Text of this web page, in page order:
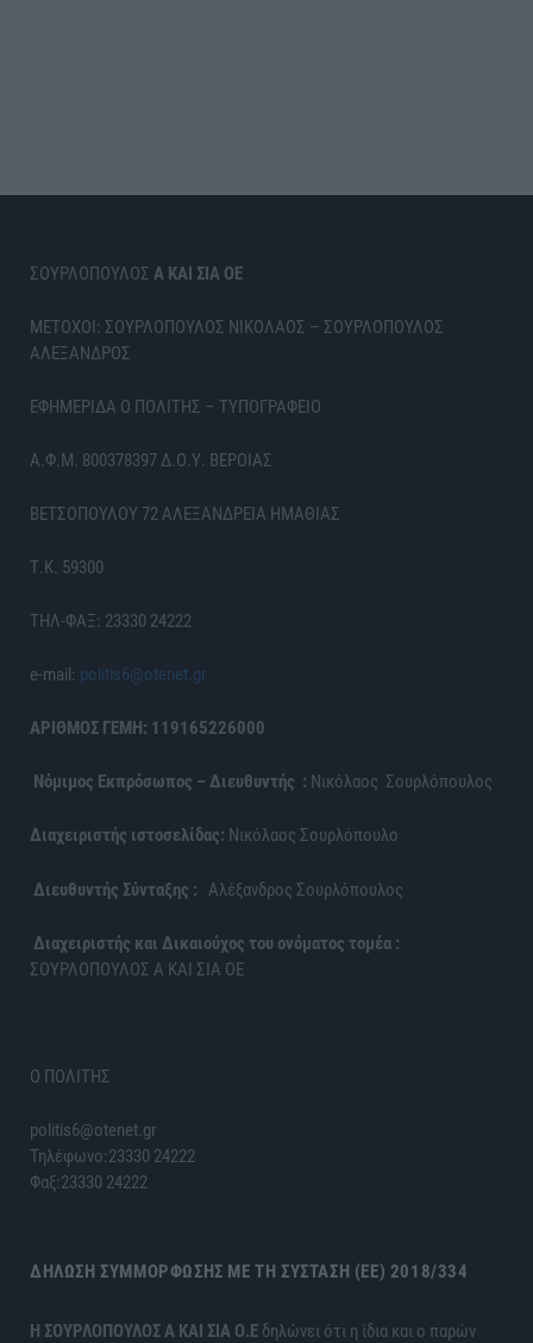
ΣΟΥΡΛΟΠΟΥΛΟΣ Α ΚΑΙ ΣΙΑ ΟΕ
ΜΕΤΟΧΟΙ: ΣΟΥΡΛΟΠΟΥΛΟΣ ΝΙΚΟΛΑΟΣ – ΣΟΥΡΛΟΠΟΥΛΟΣ
ΑΛΕΞΑΝΔΡΟΣ
ΕΦΗΜΕΡΙΔΑ Ο ΠΟΛΙΤΗΣ – ΤΥΠΟΓΡΑΦΕΙΟ
Α.Φ.Μ. 800378397 Δ.Ο.Υ. ΒΕΡΟΙΑΣ
ΒΕΤΣΟΠΟΥΛΟΥ 72 ΑΛΕΞΑΝΔΡΕΙΑ ΗΜΑΘΙΑΣ
Τ.Κ. 59300
ΤΗΛ-ΦΑΞ: 23330 24222
e-mail: politis6@otenet.gr
ΑΡΙΘΜΟΣ ΓΕΜΗ: 119165226000
Νόμιμος Εκπρόσωπος – Διευθυντής : Νικόλαος Σουρλόπουλος
Διαχειριστής ιστοσελίδας: Νικόλαος Σουρλόπουλο
Διευθυντής Σύνταξης : Αλέξανδρος Σουρλόπουλος
Διαχειριστής και Δικαιούχος του ονόματος τομέα :
ΣΟΥΡΛΟΠΟΥΛΟΣ Α ΚΑΙ ΣΙΑ ΟΕ
Ο ΠΟΛΙΤΗΣ
politis6@otenet.gr
Τηλέφωνο:23330 24222
Φαξ:23330 24222
ΔΉΛΩΣΗ ΣΥΜΜΌΡΦΩΣΗΣ ΜΕ ΤΗ ΣΎΣΤΑΣΗ (ΕΕ) 2018/334
H ΣΟΥΡΛΟΠΟΥΛΟΣ Α ΚΑΙ ΣΙΑ Ο.Ε δηλώνει ότι η ίδια και ο παρών